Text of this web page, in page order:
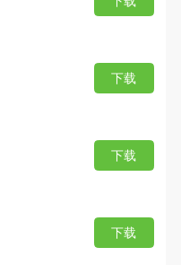
下载
下载
下载